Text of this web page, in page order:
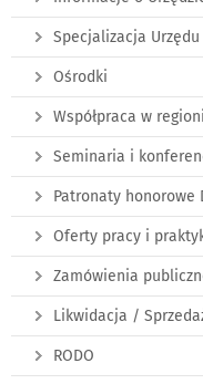
Specjalizacja Urzędu
Ośrodki
Współpraca w
Seminaria i
Patronaty honorowe
Oferty pracy i
Zamówienia
Likwidacja /
RODO